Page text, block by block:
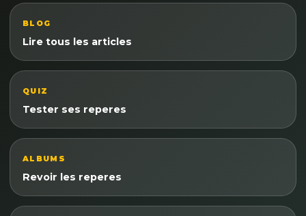
BLOG
Lire tous les articles
QUIZ
Tester ses reperes
ALBUMS
Revoir les reperes